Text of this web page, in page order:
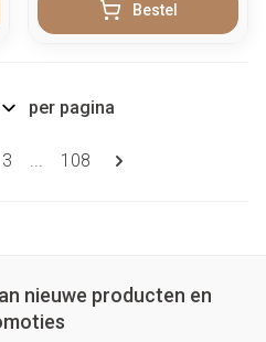
Bestel
Pagina'spagina
Pagina
3 ... Pagina
108
per pagina
nieuwe producten en